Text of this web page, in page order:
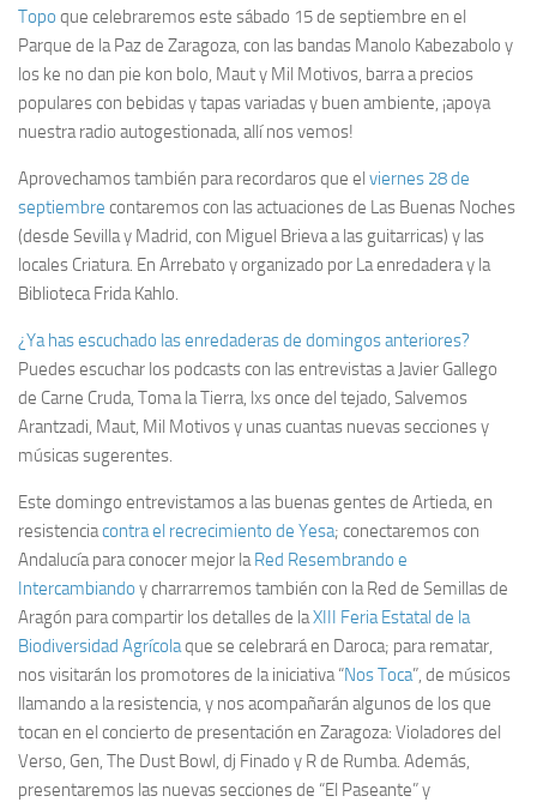
Topo que celebraremos este sábado 15 de septiembre en el
Parque de la Paz de Zaragoza, con las bandas Manolo Kabezabolo y
los ke no dan pie kon bolo, Maut y Mil Motivos, barra a precios
populares con bebidas y tapas variadas y buen ambiente, ¡apoya
nuestra radio autogestionada, allí nos vemos!
Aprovechamos también para recordaros que el viernes 28 de
septiembre contaremos con las actuaciones de Las Buenas Noches
(desde Sevilla y Madrid, con Miguel Brieva a las guitarricas) y las
locales Criatura. En Arrebato y organizado por La enredadera y la
Biblioteca Frida Kahlo.
¿Ya has escuchado las enredaderas de domingos anteriores?
Puedes escuchar los podcasts con las entrevistas a Javier Gallego
de Carne Cruda, Toma la Tierra, lxs once del tejado, Salvemos
Arantzadi, Maut, Mil Motivos y unas cuantas nuevas secciones y
músicas sugerentes.
Este domingo entrevistamos a las buenas gentes de Artieda, en
resistenciacontra el recrecimiento de Yesa; conectaremos con
Andalucía para conocer mejor laRed Resembrando e
Intercambiando y charrarremos también con la Red de Semillas de
Aragón para compartir los detalles de laXIII Feria Estatal de la
Biodiversidad Agrícolaque se celebrará en Daroca; para rematar,
nos visitarán los promotores de la iniciativa “Nos Toca”, de músicos
llamando a la resistencia, y nos acompañarán algunos de los que
tocan en el concierto de presentación en Zaragoza: Violadores del
Verso, Gen, The Dust Bowl, dj Finado y R de Rumba. Además,
presentaremos las nuevas secciones de “El Paseante” y